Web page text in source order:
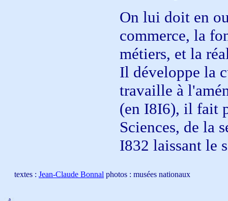
On lui doit en
commerce, la
métiers, et la
Il développe la
travaille à
(en I8I6), il fait
Sciences, de la
I832 laissant le
textes : Jean-Claude Bonnal photos : musées nationaux